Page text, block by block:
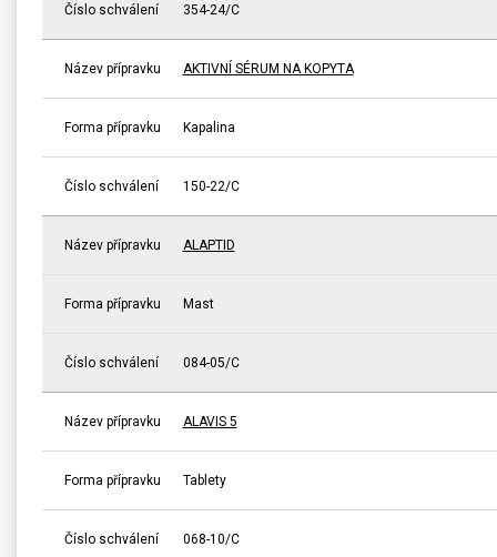
Číslo schválení 354-24/C
Název přípravku AKTIVNÍ SÉRUM NA KOPYTA
Forma přípravku Kapalina
Číslo schválení 150-22/C
Název přípravku ALAPTID
Forma přípravku Mast
Číslo schválení 084-05/C
Název přípravku ALAVIS 5
Forma přípravku Tablety
Číslo schválení 068-10/C